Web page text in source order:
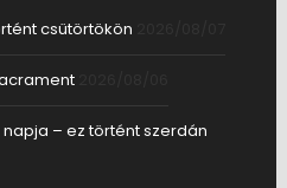
csütörtökön
– ez történt szerdán